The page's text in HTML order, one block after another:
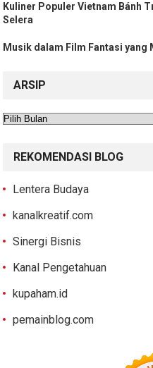
Kuliner Populer Vietnam Bánh
Selera
Musik dalam Film Fantasi yang
ARSIP
Arsip
REKOMENDASI BLOG
Lentera Budaya
kanalkreatif.com
Sinergi Bisnis
Kanal Pengetahuan
kupaham.id
pemainblog.com